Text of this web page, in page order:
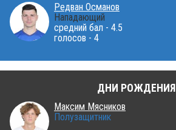
Редван Османов
Нападающий
средний бал - 4.5
голосов - 4
ДНИ РОЖДЕНИЯ
Максим Мясников
Полузащитник